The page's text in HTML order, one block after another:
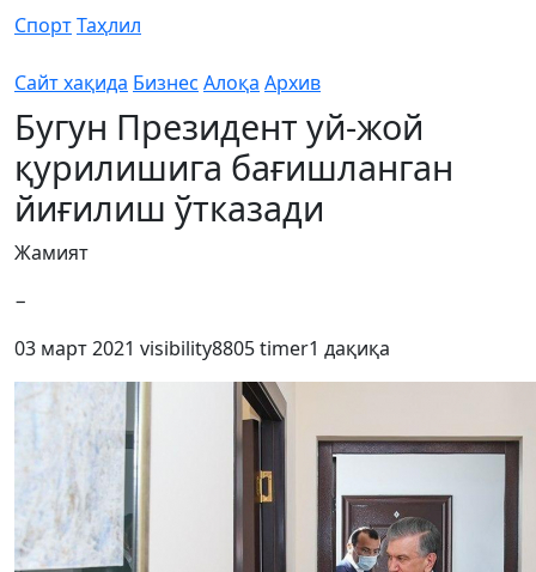
СпортТаҳлил
Сайт хақида Бизнес Алоқа Архив
Бугун Президент уй-жой
қурилишига бағишланган
йиғилиш ўтказади
Жамият
−
03 март 2021 visibility8805timer1 дақиқа